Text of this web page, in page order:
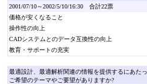
2001/07/10～2002/5/10/16:30 合計22票
価格が安くなること
操作性の向上
CADシステムとのデータ互換性の向上
教育・サポートの充実
最適設計、最適解析関連の情報を提供するにあた
ご希望のテーマやご要望がありますか?